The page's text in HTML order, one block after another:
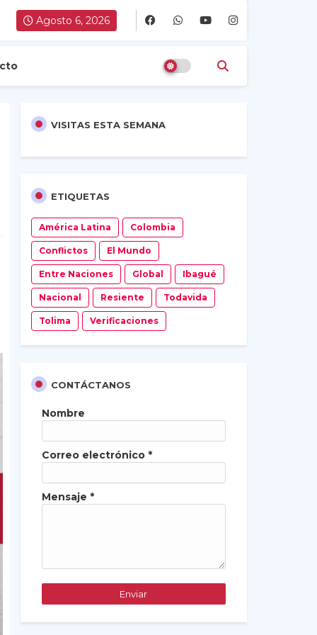
Agosto 6, 2026
VISITAS ESTA SEMANA
ETIQUETAS
América Latina Colombia
Conflictos El Mundo
Entre Naciones Global Ibagué
Nacional Resiente Todavida
Tolima Verificaciones
CONTÁCTANOS
Nombre
Correo electrónico *
Mensaje *